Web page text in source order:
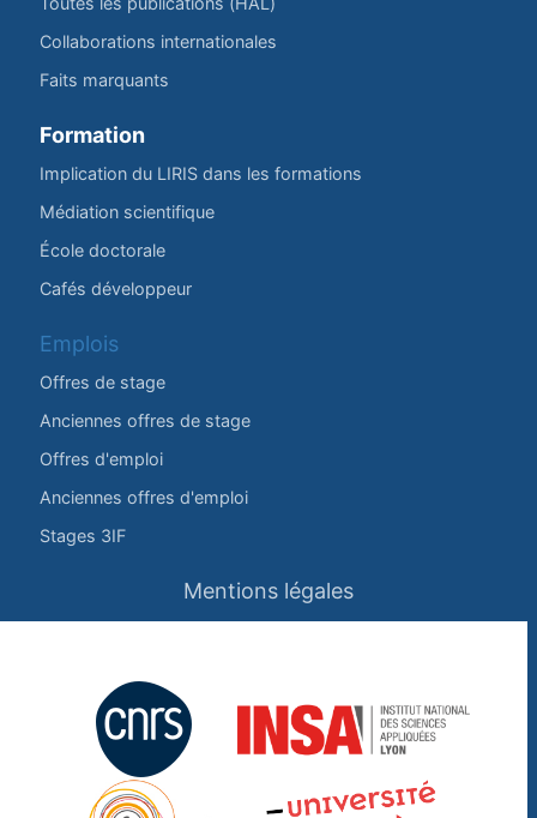
Collaborations internationales
Faits marquants
Formation
Implication du LIRIS dans les formations
Médiation scientifique
École doctorale
Cafés développeur
Emplois
Offres de stage
Anciennes offres de stage
Offres d'emploi
Anciennes offres d'emploi
Stages 3IF
Mentions légales